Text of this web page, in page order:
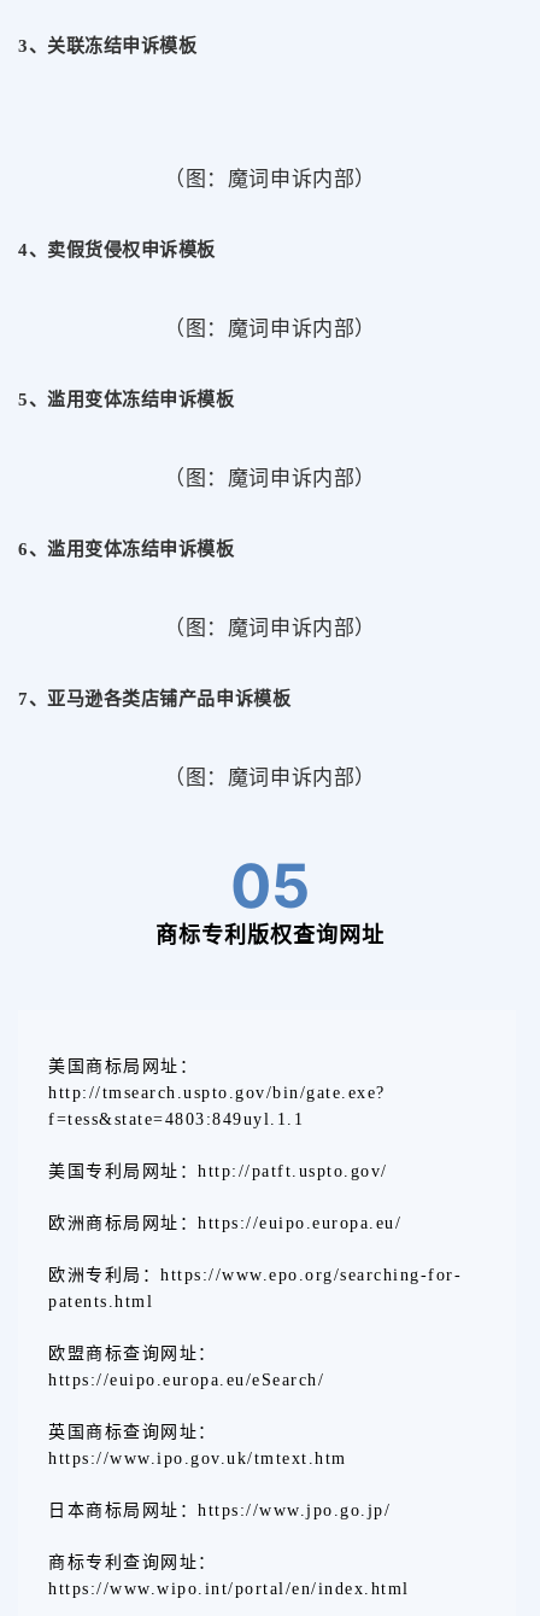
3、关联冻结申诉模板
（图：魔词申诉内部）
4、卖假货侵权申诉模板
（图：魔词申诉内部）
5、滥用变体冻结申诉模板
（图：魔词申诉内部）
6、滥用变体冻结申诉模板
（图：魔词申诉内部）
7、亚马逊各类店铺产品申诉模板
（图：魔词申诉内部）
05
商标专利版权查询网址
美国商标局网址：
http://tmsearch.uspto.gov/bin/gate.exe?
f=tess&state=4803:849uyl.1.1
美国专利局网址：http://patft.uspto.gov/
欧洲商标局网址：https://euipo.europa.eu/
欧洲专利局：https://www.epo.org/searching-for-
patents.html
欧盟商标查询网址：
https://euipo.europa.eu/eSearch/
英国商标查询网址：
https://www.ipo.gov.uk/tmtext.htm
日本商标局网址：https://www.jpo.go.jp/
商标专利查询网址：
https://www.wipo.int/portal/en/index.html